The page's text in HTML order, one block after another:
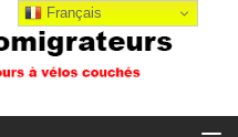
Français